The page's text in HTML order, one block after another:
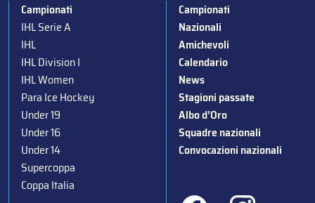
Campionati
IHL Serie A
IHL
IHL Division I
IHL Women
Para Ice Hockey
Under 19
Under 16
Under 14
Supercoppa
Coppa Italia
Campionati
Nazionali
Amichevoli
Calendario
News
Stagioni passate
Albo d’Oro
Squadre nazionali
Convocazioni nazionali